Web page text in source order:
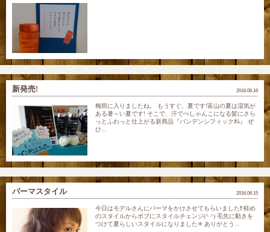
2016.06.16
新発売!
梅雨に入りましたね。 もうすぐ、夏です!富山の夏は湿気が
ある暑～い夏です! そこで、汗でぺしゃんこになる髪にさら
っとふわっと仕上がる新商品『バンデンシフィックｵﾑ』 ぜ
ひ...
2016.06.15
パーマスタイル
今日はモデルさんにパーマをかけさせてもらいました❗️ 軽め
のスタイルからボブにスタイルチェンジ(^ ^) 毛先に動きを
つけて夏らしいスタイルになりました✳︎ ありがとう...